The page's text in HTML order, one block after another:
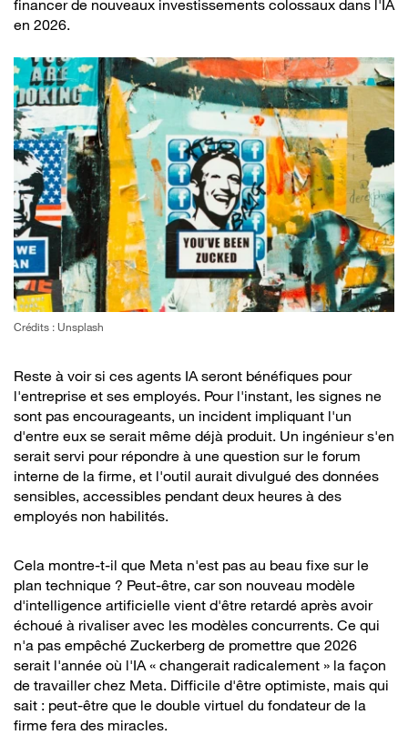
financer de nouveaux investissements colossaux dans l'IA
en 2026.
Crédits : Unsplash
Reste à voir si ces agents IA seront bénéfiques pour
l'entreprise et ses employés. Pour l'instant, les signes ne
sont pas encourageants, un incident impliquant l'un
d'entre eux se serait même déjà produit. Un ingénieur s'en
serait servi pour répondre à une question sur le forum
interne de la firme, et l'outil aurait divulgué des données
sensibles, accessibles pendant deux heures à des
employés non habilités.
Cela montre-t-il que Meta n'est pas au beau fixe sur le
plan technique ? Peut-être, car son nouveau modèle
d'intelligence artificielle vient d'être retardé après avoir
échoué à rivaliser avec les modèles concurrents. Ce qui
n'a pas empêché Zuckerberg de promettre que 2026
serait l'année où l'IA « changerait radicalement » la façon
de travailler chez Meta. Difficile d'être optimiste, mais qui
sait : peut-être que le double virtuel du fondateur de la
firme fera des miracles.